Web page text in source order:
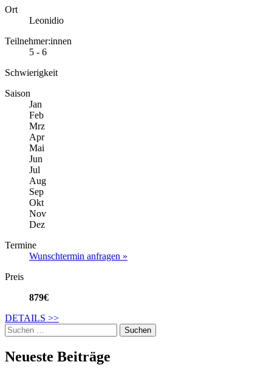
Ort
Leonidio
Teilnehmer:innen
5 - 6
Schwierigkeit
Saison
Jan
Feb
Mrz
Apr
Mai
Jun
Jul
Aug
Sep
Okt
Nov
Dez
Termine
Wunschtermin anfragen »
Preis
879€
DETAILS >>
Suche
nach:
Neueste Beiträge